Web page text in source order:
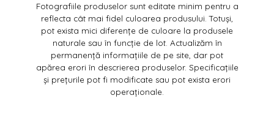
Fotografiile produselor sunt editate minim pentru a
reflecta cât mai fidel culoarea produsului. Totuși,
pot exista mici diferențe de culoare la produsele
naturale sau în funcție de lot. Actualizăm în
permanență informațiile de pe site, dar pot
apărea erori în descrierea produselor. Specificațiile
și prețurile pot fi modificate sau pot exista erori
operaționale.